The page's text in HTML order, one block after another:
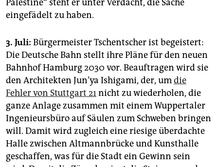
Palestine“ steht er unter Verdacht, die Sache
eingefädelt zu haben.
3. Juli: Bürgermeister Tschentscher ist begeistert:
Die Deutsche Bahn stellt ihre Pläne für den neuen
Bahnhof Hamburg 2030 vor. Beauftragen wird sie
den Architekten Jun’ya Ishigami, der, umdie
Fehler von Stuttgart 21nicht zu wiederholen, die
ganze Anlage zusammen mit einem Wuppertaler
Ingenieursbüro auf Säulen zum Schweben bringen
will. Damit wird zugleich eine riesige überdachte
Halle zwischen Altmannbrücke und Kunsthalle
geschaffen, was für die Stadt ein Gewinn sein